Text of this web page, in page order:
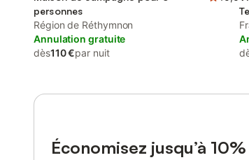
personnes
Région de Réthymnon
Annulation gratuite
dès110 €par nuit
Économisez jusqu’à